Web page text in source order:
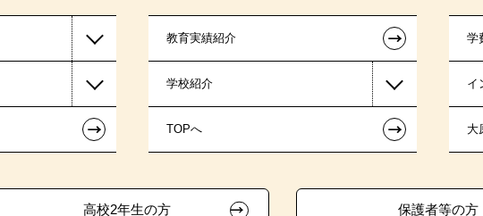
教育実績紹介 ← 学
学校紹介 イ
← TOPへ ← 大
高校2年生の方 保護者等の方